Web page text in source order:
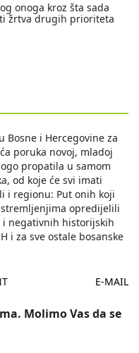
onoga kroz šta sada
žrtva drugih prioriteta
Bosne i Hercegovine za
poruka novoj, mladoj
propatila u samom
od koje će svi imati
i regionu: Put onih koji
opredijelili
negativnih historijskih
i za sve ostale bosanske
E-MAIL
Molimo Vas da se